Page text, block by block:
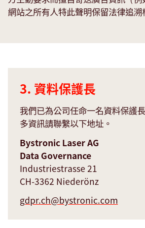
網站之所有人特此聲明保留法律追溯
Data
3. 資料保護長
我們已為公司任命一名資料保護
多資訊請聯繫以下地址。
Bystronic Laser AG
Data Governance
Industriestrasse 21
CH-3362 Niederönz
gdpr.ch@bystronic.com
collection